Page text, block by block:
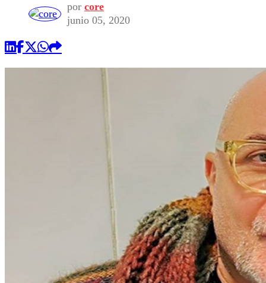
Seleccion Chilena
Torneo Internacional
Economía
Internacional
Publicaciones en medios
Opinión
por core
junio 05, 2020